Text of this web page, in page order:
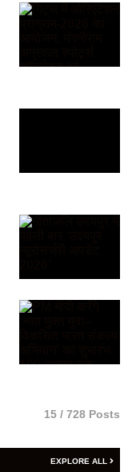
15 / 728 Posts
EXPLORE ALL